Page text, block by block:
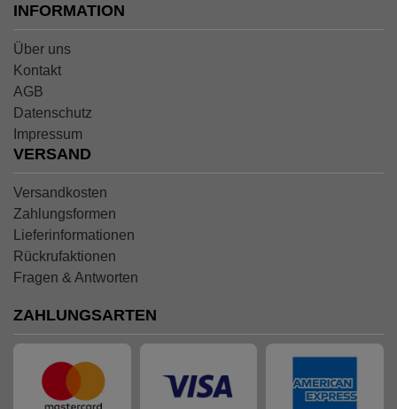
INFORMATION
Über uns
Kontakt
AGB
Datenschutz
Impressum
VERSAND
Versandkosten
Zahlungsformen
Lieferinformationen
Rückrufaktionen
Fragen & Antworten
ZAHLUNGSARTEN